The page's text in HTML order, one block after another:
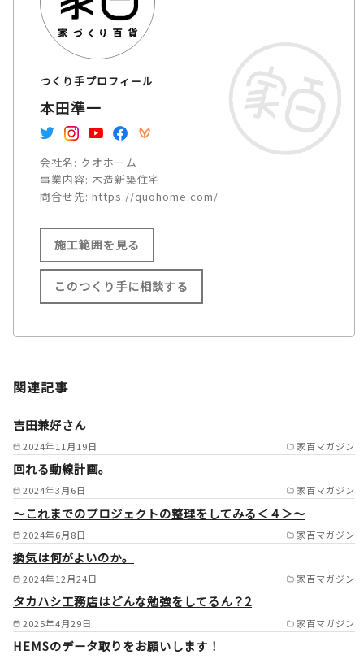
つくり手プロフィール
本田準一
会社名: クオホーム
事業内容: 木造新築住宅
問合せ先: https://quohome.com/
施工範囲を見る
施工範囲
西市/神崎郡神河町/神崎郡福崎
町/西脇市の一部/多可町/宍粟
市/山崎町/佐用郡/明石市西部/
岡山県備前市/岡山県瀬戸内市
/
このつくり手に相談する
関連記事
2024年11月19日 家百マガジン
吉田兼好さん
2024年3月6日 家百マガジン
回れる動線計画。
2024年6月8日 家百マガジン
～これまでのプロジェクトの整理をしてみる＜４＞～
2024年12月24日 家百マガジン
換気は何がよいのか。
2025年4月29日 家百マガジン
タカハシ工務店はどんな勉強をしてるん？2
HEMSのデータ取りをお願いします！